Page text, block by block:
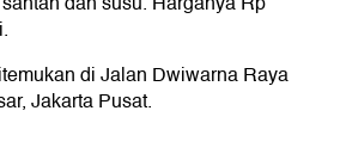
di Jalan Dwiwarna Raya
Jakarta Pusat.